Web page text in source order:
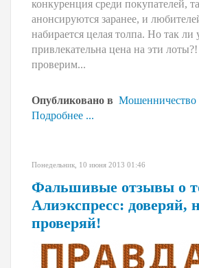
конкуренция среди покупателей,
анонсируются заранее, и
набирается целая толпа. Но так ли
привлекательна цена на эти
проверим...
Опубликовано в Мошенничество
Подробнее ...
Понедельник, 10 июня 2013 01:46
Фальшивые отзывы о
Алиэкспресс: доверяй,
проверяй!